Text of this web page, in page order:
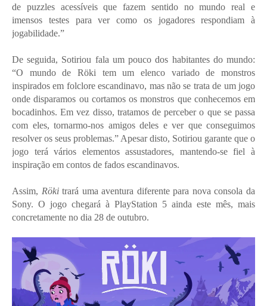
de puzzles acessíveis que fazem sentido no mundo real e
imensos testes para ver como os jogadores respondiam à
jogabilidade.”
De seguida, Sotiriou fala um pouco dos habitantes do mundo:
“O mundo de Röki tem um elenco variado de monstros
inspirados em folclore escandinavo, mas não se trata de um jogo
onde disparamos ou cortamos os monstros que conhecemos em
bocadinhos. Em vez disso, tratamos de perceber o que se passa
com eles, tornarmo-nos amigos deles e ver que conseguimos
resolver os seus problemas.” Apesar disto, Sotiriou garante que o
jogo terá vários elementos assustadores, mantendo-se fiel à
inspiração em contos de fados escandinavos.
Assim, Rökitrará uma aventura diferente para nova consola da
Sony. O jogo chegará à PlayStation 5 ainda este mês, mais
concretamente no dia 28 de outubro.